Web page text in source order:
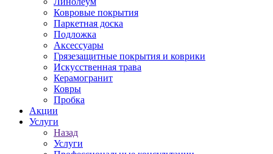
Ковровые покрытия
Паркетная доска
Подложка
Аксессуары
Грязезащитные покрытия и коврики
Искусственная трава
Керамогранит
Ковры
Пробка
Акции
Услуги
Назад
Услуги